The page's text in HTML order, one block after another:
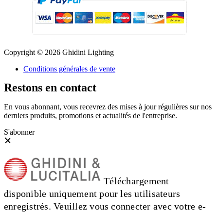
Copyright © 2026 Ghidini Lighting
Conditions générales de vente
Restons en contact
En vous abonnant, vous recevrez des mises à jour régulières sur nos
derniers produits, promotions et actualités de l'entreprise.
S'abonner
Téléchargement
disponible uniquement pour les utilisateurs
enregistrés. Veuillez vous connecter avec votre e-